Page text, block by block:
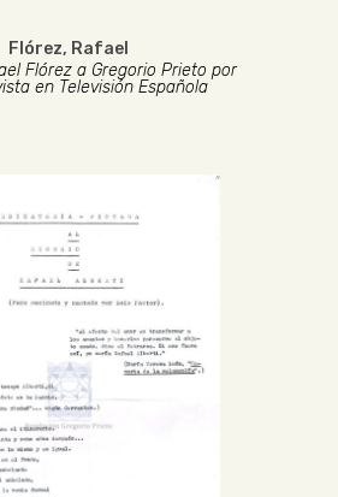
Flórez, Rafael
Flórez a Gregorio Prieto por
en Televisión Española